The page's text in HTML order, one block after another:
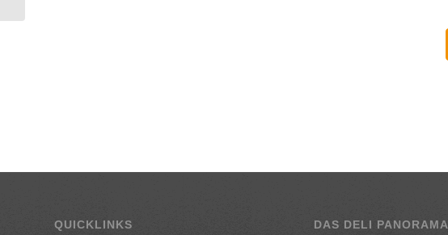
QUICKLINKS DAS DELI PANORAMA